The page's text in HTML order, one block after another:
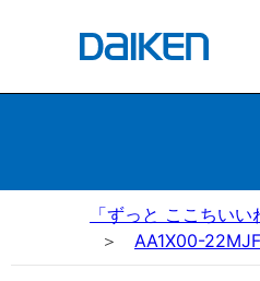
「ずっと ここちい
AA1X00-